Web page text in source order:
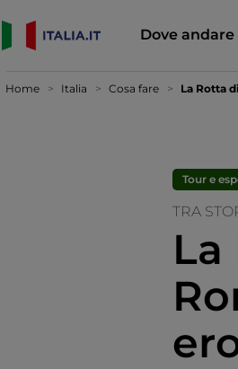
Dove andare
Home Italia Cosa fare La Rotta
Tour e
TRA